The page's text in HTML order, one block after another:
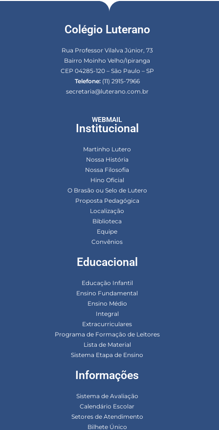
Colégio Luterano
Rua Professor Vilalva Júnior, 73
Bairro Moinho Velho/Ipiranga
CEP 04285-120 – São Paulo – SP
Telefone:(11) 2915-7966
secretaria@luterano.com.br
WEBMAIL
Institucional
Martinho Lutero
Nossa História
Nossa Filosofia
Hino Oficial
O Brasão ou Selo de Lutero
Proposta Pedagógica
Localização
Biblioteca
Equipe
Convênios
Educacional
Educação Infantil
Ensino Fundamental
Ensino Médio
Integral
Extracurriculares
Programa de Formação de Leitores
Lista de Material
Sistema Etapa de Ensino
Informações
Sistema de Avaliação
Calendário Escolar
Setores de Atendimento
Bilhete Único